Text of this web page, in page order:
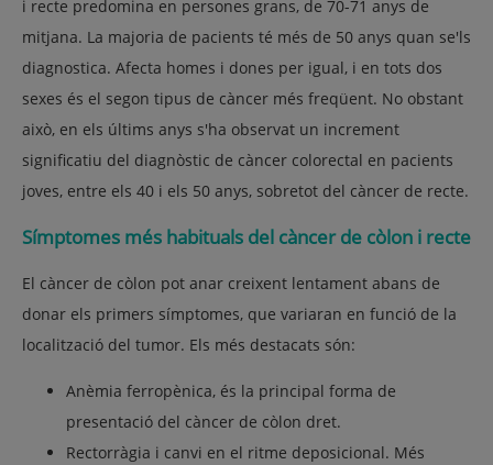
i recte predomina en persones grans, de 70-71 anys de
mitjana. La majoria de pacients té més de 50 anys quan se'ls
diagnostica. Afecta homes i dones per igual, i en tots dos
sexes és el segon tipus de càncer més freqüent. No obstant
això, en els últims anys s'ha observat un increment
significatiu del diagnòstic de càncer colorectal en pacients
joves, entre els 40 i els 50 anys, sobretot del càncer de recte.
Símptomes més habituals del càncer de còlon i recte
El càncer de còlon pot anar creixent lentament abans de
donar els primers símptomes, que variaran en funció de la
localització del tumor. Els més destacats són:
Anèmia ferropènica, és la principal forma de
presentació del càncer de còlon dret.
Rectorràgia i canvi en el ritme deposicional. Més